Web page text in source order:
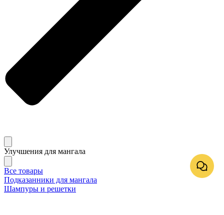
Улучшения для мангала
Все товары
Подказанники для мангала
Шампуры и решетки